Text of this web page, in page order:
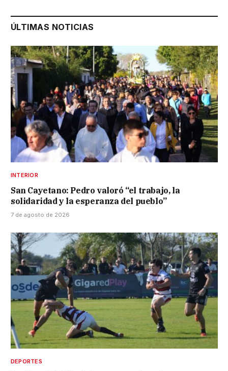
ÚLTIMAS NOTICIAS
INTERIOR
San Cayetano: Pedro valoró “el trabajo, la
solidaridad y la esperanza del pueblo”
7 de agosto de 2026
DEPORTES